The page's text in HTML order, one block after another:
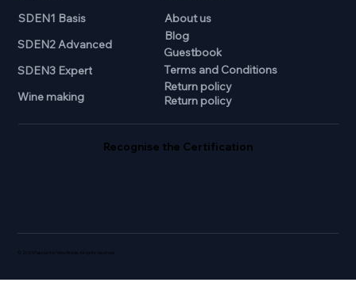
SDEN1 Basis
SDEN2 Advanced
SDEN3 Expert
Wine making
About us
Blog
Guestbook
Terms and Conditions
Return policy
Return policy
Recognise the Certification
© 2024 Passion for Wine Breda. All rights reserved.